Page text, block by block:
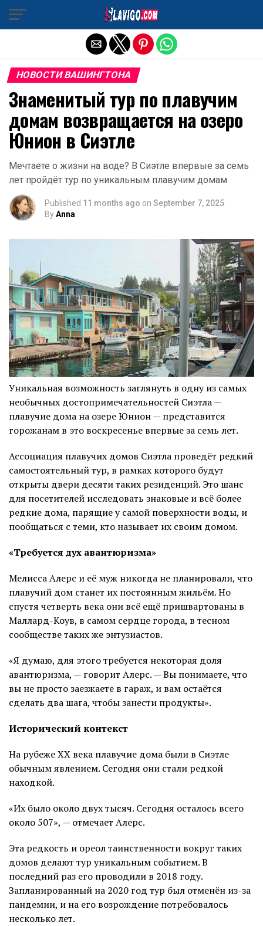
НОВОСТИ ВАШИНГТОНА
Знаменитый тур по плавучим
домам возвращается на озеро
Юнион в Сиэтле
Мечтаете о жизни на воде? В Сиэтле впервые за семь
лет пройдёт тур по уникальным плавучим домам
Published 11 months ago on September 7, 2025
ByAnna
Уникальная возможность заглянуть в одну из самых
необычных достопримечательностей Сиэтла —
плавучие дома на озере Юнион — представится
горожанам в это воскресенье впервые за семь лет.
Ассоциация плавучих домов Сиэтла проведёт редкий
самостоятельный тур, в рамках которого будут
открыты двери десяти таких резиденций. Это шанс
для посетителей исследовать знаковые и всё более
редкие дома, парящие у самой поверхности воды, и
пообщаться с теми, кто называет их своим домом.
«Требуется дух авантюризма»
Мелисса Алерс и её муж никогда не планировали, что
плавучий дом станет их постоянным жильём. Но
спустя четверть века они всё ещё пришвартованы в
Маллард-Коув, в самом сердце города, в тесном
сообществе таких же энтузиастов.
«Я думаю, для этого требуется некоторая доля
авантюризма, — говорит Алерс. — Вы понимаете, что
вы не просто заезжаете в гараж, и вам остаётся
сделать два шага, чтобы занести продукты».
Исторический контекст
На рубеже XX века плавучие дома были в Сиэтле
обычным явлением. Сегодня они стали редкой
находкой.
«Их было около двух тысяч. Сегодня осталось всего
около 507», — отмечает Алерс.
Эта редкость и ореол таинственности вокруг таких
домов делают тур уникальным событием. В
последний раз его проводили в 2018 году.
Запланированный на 2020 год тур был отменён из-за
пандемии, и на его возрождение потребовалось
несколько лет.
Exit mobile version